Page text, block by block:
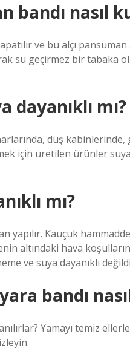
bandı nasıl
ve bu alçı
su geçirmez bir tabaka
dayanıklı mı?
duş
için üretilen ürünler
mı?
yapılır. Kauçuk
altındaki hava
ve suya dayanıklı
bandı
Yamayı temiz